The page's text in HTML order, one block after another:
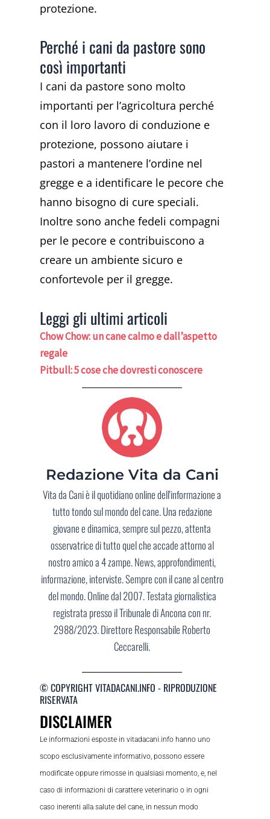
protezione.
Perché i cani da pastore sono
così importanti
I cani da pastore sono molto
importanti per l’agricoltura perché
con il loro lavoro di conduzione e
protezione, possono aiutare i
pastori a mantenere l’ordine nel
gregge e a identificare le pecore che
hanno bisogno di cure speciali.
Inoltre sono anche fedeli compagni
per le pecore e contribuiscono a
creare un ambiente sicuro e
confortevole per il gregge.
Leggi gli ultimi articoli
Chow Chow: un cane calmo e dall’aspetto
regale
Pitbull: 5 cose che dovresti conoscere
Redazione Vita da Cani
Vita da Cani è il quotidiano online dell'informazione a
tutto tondo sul mondo del cane. Una redazione
giovane e dinamica, sempre sul pezzo, attenta
osservatrice di tutto quel che accade attorno al
nostro amico a 4 zampe. News, approfondimenti,
informazione, interviste. Sempre con il cane al centro
del mondo. Online dal 2007. Testata giornalistica
registrata presso il Tribunale di Ancona con nr.
2988/2023. Direttore Responsabile Roberto
Ceccarelli.
© COPYRIGHT VITADACANI.INFO - RIPRODUZIONE
RISERVATA
DISCLAIMER
Le informazioni esposte in vitadacani.info hanno uno
scopo esclusivamente informativo, possono essere
modificate oppure rimosse in qualsiasi momento, e, nel
caso di informazioni di carattere veterinario o in ogni
caso inerenti alla salute del cane, in nessun modo